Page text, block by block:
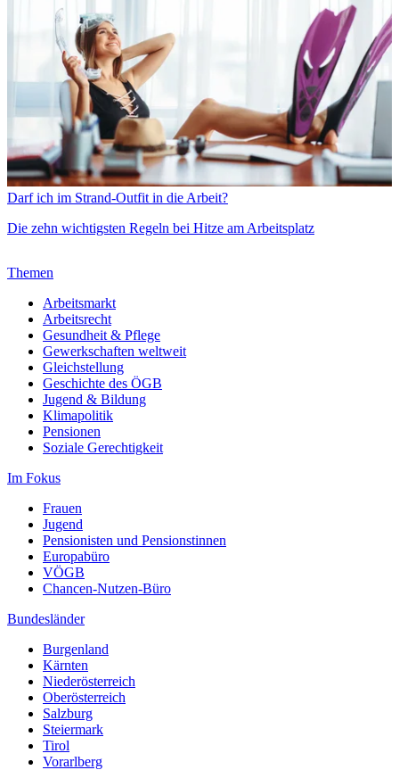
Darf ich im Strand-Outfit in die Arbeit?
Die zehn wichtigsten Regeln bei Hitze am Arbeitsplatz
Themen
Arbeitsmarkt
Arbeitsrecht
Gesundheit & Pflege
Gewerkschaften weltweit
Gleichstellung
Geschichte des ÖGB
Jugend & Bildung
Klimapolitik
Pensionen
Soziale Gerechtigkeit
Im Fokus
Frauen
Jugend
Pensionisten und Pensionstinnen
Europabüro
VÖGB
Chancen-Nutzen-Büro
Bundesländer
Burgenland
Kärnten
Niederösterreich
Oberösterreich
Salzburg
Steiermark
Tirol
Vorarlberg